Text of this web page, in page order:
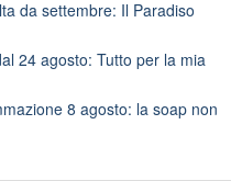
da settembre: Il Paradiso
24 agosto: Tutto per la mia
8 agosto: la soap non